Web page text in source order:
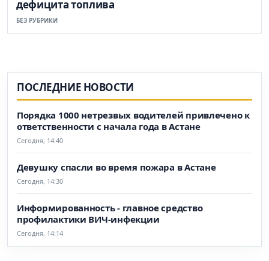
дефицита топлива
БЕЗ РУБРИКИ
ПОСЛЕДНИЕ НОВОСТИ
Порядка 1000 нетрезвых водителей привлечено к
ответственности с начала года в Астане
Сегодня, 14:40
Девушку спасли во время пожара в Астане
Сегодня, 14:30
Информированность - главное средство
профилактики ВИЧ-инфекции
Сегодня, 14:14